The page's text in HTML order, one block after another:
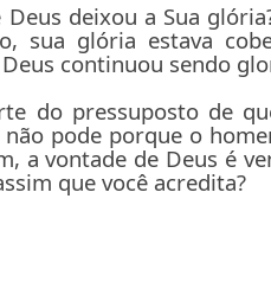
Deus deixou a Sua
sua glória estava
continuou sendo
do pressuposto de
pode porque o
a vontade de Deus é
que você acredita?